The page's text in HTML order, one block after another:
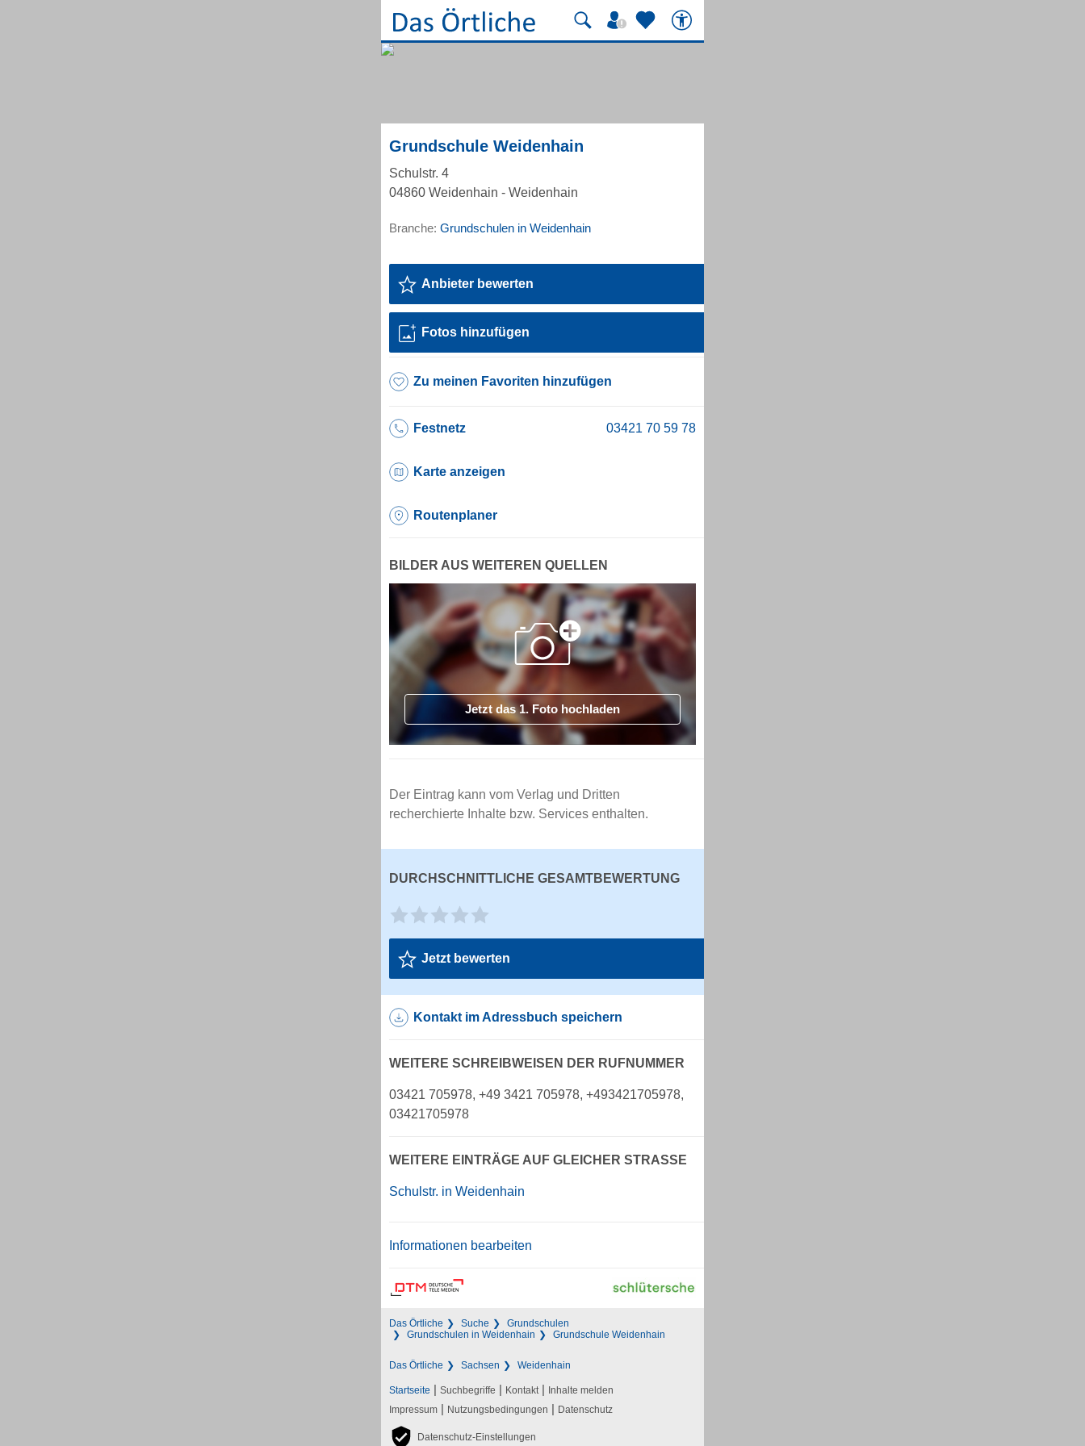
Grundschule Weidenhain
Schulstr. 4
04860 Weidenhain - Weidenhain
Branche: Grundschulen in Weidenhain
Anbieter bewerten
Fotos hinzufügen
Zu meinen Favoriten hinzufügen
Festnetz
Karte anzeigen
Routenplaner
BILDER AUS WEITEREN QUELLEN
Jetzt das 1. Foto hochladen
Der Eintrag kann vom Verlag und Dritten
recherchierte Inhalte bzw. Services enthalten.
DURCHSCHNITTLICHE GESAMTBEWERTUNG
Jetzt bewerten
Kontakt im Adressbuch speichern
WEITERE SCHREIBWEISEN DER RUFNUMMER
03421 705978, +49 3421 705978, +493421705978,
03421705978
WEITERE EINTRÄGE AUF GLEICHER STRASSE
Schulstr. in Weidenhain
Informationen bearbeiten
Das Örtliche Suche
Grundschulen
Grundschulen in Weidenhain
Grundschule Weidenhain
Das Örtliche Sachsen Weidenhain
Startseite | Suchbegriffe | Kontakt | Inhalte melden
Impressum | Nutzungsbedingungen | Datenschutz
Datenschutz-Einstellungen